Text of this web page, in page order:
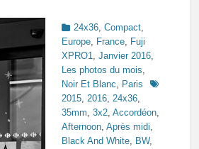
Categories
24x36, Compact,
Europe, France, Fuji
XPRO1, Janvier 2016,
Les photos du mois,
Noir Et Blanc, Paris
Tags
2015, 2016, 24x36,
35mm, 3x2, Accordéon,
Afternoon, Après midi,
Black And White, BW,